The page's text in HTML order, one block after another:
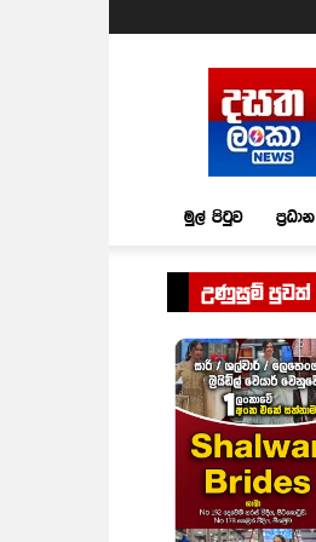
මුල් පිටුව ප්‍රධාන
උණුසුම් පුවත්